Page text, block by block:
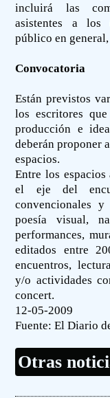
incluirá las
asistentes a los
público en
Convocatoria
Están previstos
los escritores
producción e
deberán proponer
espacios.
Entre los espacios
el eje del
convencionales
poesía visual,
performances,
editados entre
encuentros,
y/o actividades
concert.
12-05-2009
Fuente:El Diario
Otras